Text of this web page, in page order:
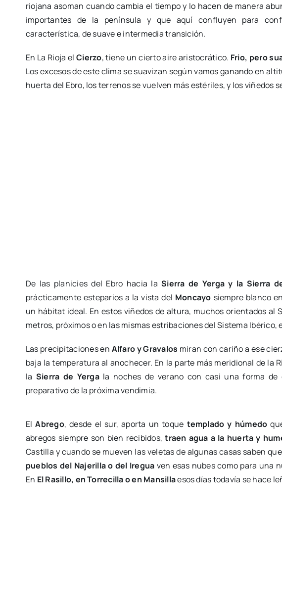
riojana asoman cuando cambia el tiempo y lo hacen de manera
importantes de la península y que aquí confluyen para
característica, de suave e intermedia transición.
En La Rioja elCierzo, tiene un cierto aire aristocrático. Frio, pero
Los excesos de este clima se suavizan según vamos ganando en
huerta del Ebro, los terrenos se vuelven más estériles, y los viñedos
De las planicies del Ebro hacia laSierra de Yerga y la Sierra
prácticamente esteparios a la vista del Moncayo siempre blanco
un hábitat ideal. En estos viñedos de altura, muchos orientados al
metros, próximos o en las mismas estribaciones del Sistema Ibérico,
Las precipitaciones en Alfaro y Gravalos miran con cariño a ese
baja la temperatura al anochecer. En la parte más meridional de la
la Sierra de Yergala noches de verano con casi una forma de
preparativo de la próxima vendimia.
ElAbrego, desde el sur, aporta un toque templado y húmedo
abregos siempre son bien recibidos,traen agua a la huerta y
Castilla y cuando se mueven las veletas de algunas casas saben
pueblos del Najerilla o del Iregua ven esas nubes como para una
En El Rasillo, en Torrecilla o en Mansillaesos días todavía se hace